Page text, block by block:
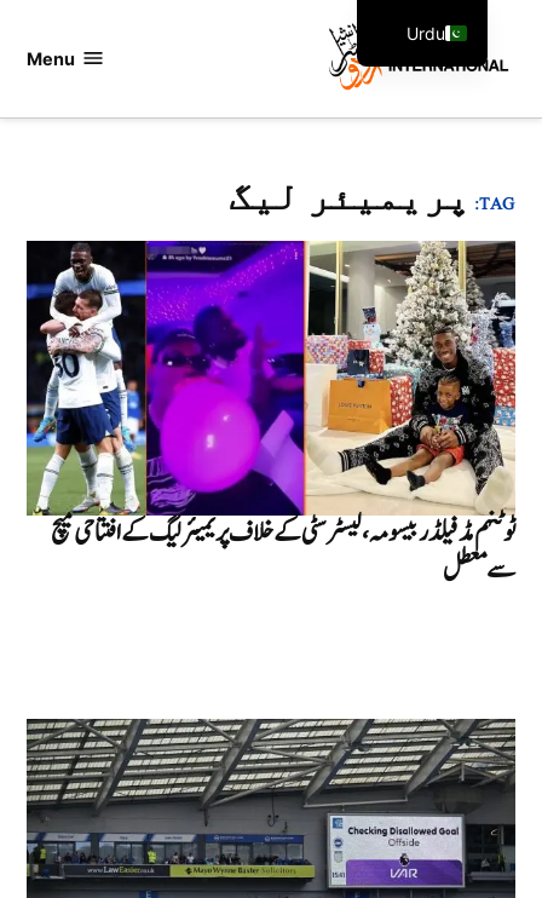
Menu
TAG: پریمیئر لیگ
ٹوٹنہم مڈفیلڈر بیسومہ ، لیسٹر سٹی کے خلاف پریمیئر لیگ کے افتتاحی میچ
سے معطل
Urdu
English